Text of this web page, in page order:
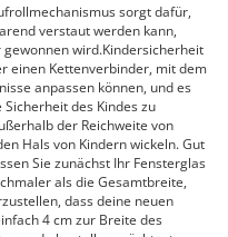
sorgt dafür,
verstaut werden kann,
wird.Kindersicherheit
einen Kettenverbinder, mit dem
anpassen können, und es
des Kindes zu
der Reichweite von
Hals von Kindern wickeln. Gut
Sie zunächst Ihr Fensterglas
als die Gesamtbreite,
dass deine neuen
4 cm zur Breite des